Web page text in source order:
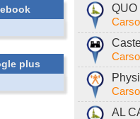
plus
AL